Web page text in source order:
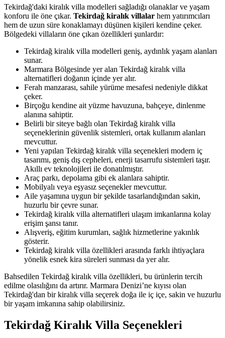
Tekirdağ'daki kiralık villa modelleri sağladığı olanaklar ve yaşam
konforu ile öne çıkar. Tekirdağ kiralık villalar hem yatırımcıları
hem de uzun süre konaklamayı düşünen kişileri kendine çeker.
Bölgedeki villaların öne çıkan özellikleri şunlardır:
Tekirdağ kiralık villa modelleri geniş, aydınlık yaşam alanları
sunar.
Marmara Bölgesinde yer alan Tekirdağ kiralık villa
alternatifleri doğanın içinde yer alır.
Ferah manzarası, sahile yürüme mesafesi nedeniyle dikkat
çeker.
Birçoğu kendine ait yüzme havuzuna, bahçeye, dinlenme
alanına sahiptir.
Belirli bir siteye bağlı olan Tekirdağ kiralık villa
seçeneklerinin güvenlik sistemleri, ortak kullanım alanları
mevcuttur.
Yeni yapılan Tekirdağ kiralık villa seçenekleri modern iç
tasarımı, geniş dış cepheleri, enerji tasarrufu sistemleri taşır.
Akıllı ev teknolojileri ile donatılmıştır.
Araç parkı, depolama gibi ek alanlara sahiptir.
Mobilyalı veya eşyasız seçenekler mevcuttur.
Aile yaşamına uygun bir şekilde tasarlandığından sakin,
huzurlu bir çevre sunar.
Tekirdağ kiralık villa alternatifleri ulaşım imkanlarına kolay
erişim şansı tanır.
Alışveriş, eğitim kurumları, sağlık hizmetlerine yakınlık
gösterir.
Tekirdağ kiralık villa özellikleri arasında farklı ihtiyaçlara
yönelik esnek kira süreleri sunması da yer alır.
Bahsedilen Tekirdağ kiralık villa özellikleri, bu ürünlerin tercih
edilme olasılığını da artırır. Marmara Denizi’ne kıyısı olan
Tekirdağ'dan bir kiralık villa seçerek doğa ile iç içe, sakin ve huzurlu
bir yaşam imkanına sahip olabilirsiniz.
Tekirdağ Kiralık Villa Seçenekleri